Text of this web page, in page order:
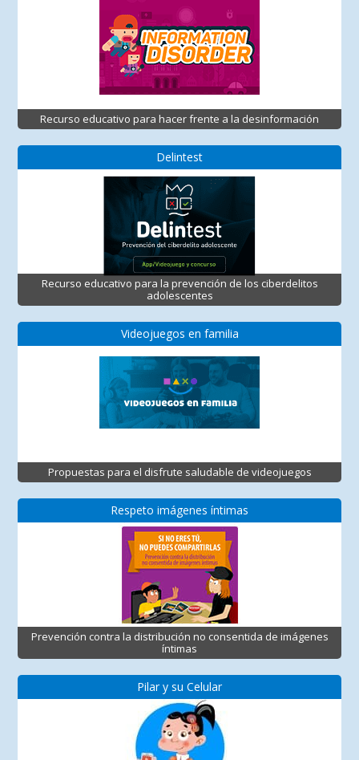
Recurso educativo para hacer frente a la desinformación
Delintest
Recurso educativo para la prevención de los ciberdelitos
adolescentes
Videojuegos en familia
Propuestas para el disfrute saludable de videojuegos
Respeto imágenes íntimas
Prevención contra la distribución no consentida de imágenes
íntimas
Pilar y su Celular